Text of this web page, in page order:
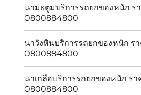
นามะตูมบริการรถยกของหนัก ร
0800884800
นาวังหินบริการรถยกของหนัก ร
0800884800
นาเกลือบริการรถยกของหนัก ร
0800884800